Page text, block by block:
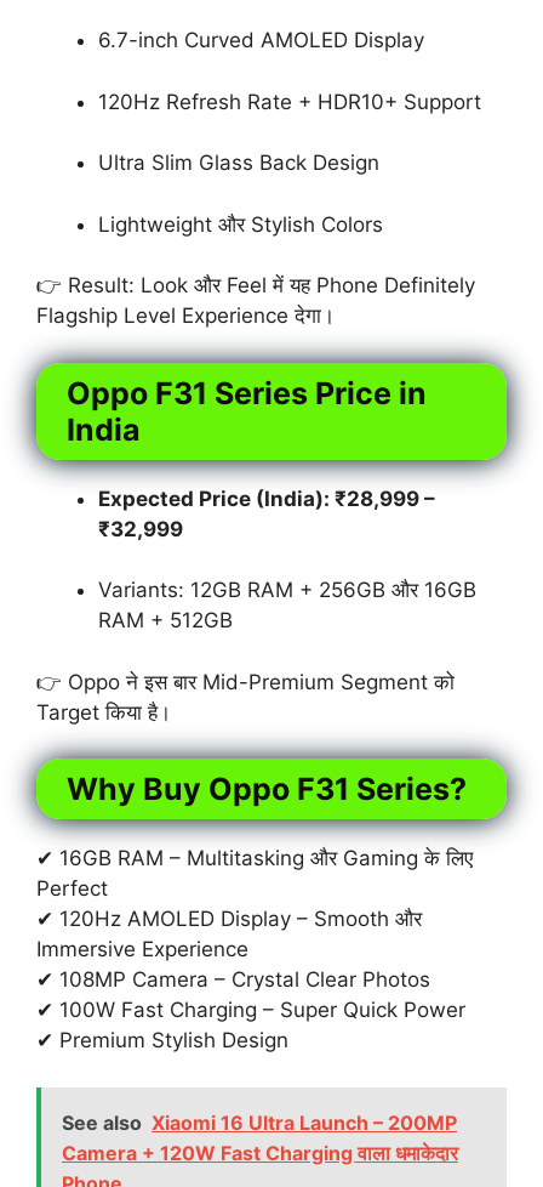
6.7-inch Curved AMOLED Display
120Hz Refresh Rate + HDR10+ Support
Ultra Slim Glass Back Design
Lightweight और Stylish Colors
👉 Result: Look और Feel में यह Phone Definitely
Flagship Level Experience देगा।
Oppo F31 Series Price in
India
Expected Price (India): ₹28,999 –
₹32,999
Variants: 12GB RAM + 256GB और 16GB
RAM + 512GB
👉 Oppo ने इस बार Mid-Premium Segment को
Target किया है।
Why Buy Oppo F31 Series?
✔ 16GB RAM – Multitasking और Gaming के लिए
Perfect
✔ 120Hz AMOLED Display – Smooth और
Immersive Experience
✔ 108MP Camera – Crystal Clear Photos
✔ 100W Fast Charging – Super Quick Power
✔ Premium Stylish Design
See also Xiaomi 16 Ultra Launch – 200MP
Camera + 120W Fast Charging वाला धमाकेदार